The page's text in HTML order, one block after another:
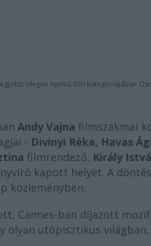
idegen nyelvű film kategóriájában
Andy Vajna filmszakmai
- Divinyi Réka, Havas
filmrendező, Király
kapott helyet. A
közleményben.
Cannes-ban díjazott
utópisztikus világban,